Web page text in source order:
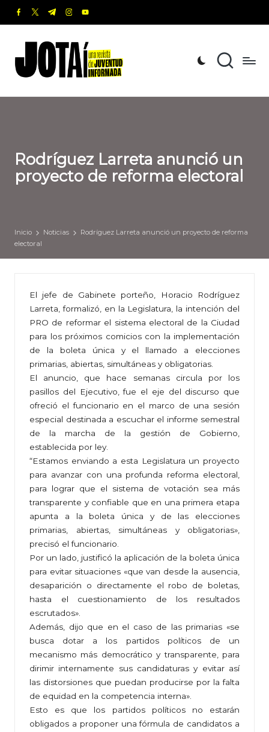
Saltar
contenido
facebook.com
twitter.com
t.me instagram.com
youtube.com
o
t
revista
de
Informada
Rodríguez Larreta anunció un
proyecto de reforma electoral
Inicio Noticias
Rodríguez Larreta anunció un proyecto de reforma
electoral
El jefe de Gabinete porteño, Horacio Rodríguez
Larreta, formalizó, en la Legislatura, la intención del
PRO de reformar el sistema electoral de la Ciudad
para los próximos comicios con la implementación
de la boleta única y el llamado a elecciones
primarias, abiertas, simultáneas y obligatorias.
El anuncio, que hace semanas circula por los
pasillos del Ejecutivo, fue el eje del discurso que
ofreció el funcionario en el marco de una sesión
especial destinada a escuchar el informe semestral
de la marcha de la gestión de Gobierno,
establecida por ley.
“Estamos enviando a esta Legislatura un proyecto
para avanzar con una profunda reforma electoral,
para lograr que el sistema de votación sea más
transparente y confiable que en una primera etapa
apunta a la boleta única y de las elecciones
primarias, abiertas, simultáneas y obligatorias»,
precisó el funcionario.
Por un lado, justificó la aplicación de la boleta única
para evitar situaciones «que van desde la ausencia,
desaparición o directamente el robo de boletas,
hasta el cuestionamiento de los resultados
escrutados».
Además, dijo que en el caso de las primarias «se
busca dotar a los partidos políticos de un
mecanismo más democrático y transparente, para
dirimir internamente sus candidaturas y evitar así
las distorsiones que puedan producirse por la falta
de equidad en la competencia interna».
Esto es que los partidos políticos no estarán
obligados a proponer una fórmula de candidatos a